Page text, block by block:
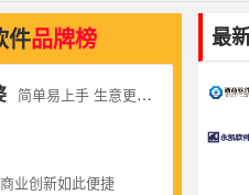
件品牌榜
简单易上手 生意更轻松
商业创新如此便捷
最